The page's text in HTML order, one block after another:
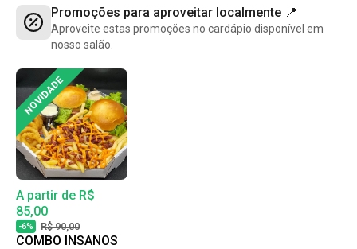
Anel de Cebola.
Acompanha Maionese
Caseira.
Promoções para aproveitar localmente 📍
Aproveite estas promoções no cardápio disponível em
nosso salão.
NOVIDADE
A partir de R$
85,00
-6% R$ 90,00
COMBO INSANOS